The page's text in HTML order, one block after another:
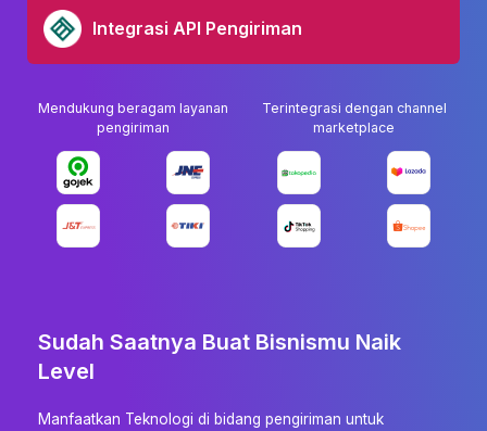
Integrasi API Pengiriman
Mendukung beragam layanan
pengiriman
Terintegrasi dengan channel
marketplace
Sudah Saatnya Buat Bisnismu Naik
Level
Manfaatkan Teknologi di bidang pengiriman untuk